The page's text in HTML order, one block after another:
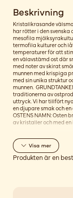
Beskrivning
Kristallkrasande
har rötter i den
mesofila
termofila kulturer och
temperaturer för att
en välavstämd ost där
med noter av skirat
munnen med krispiga
med sin unika struktur
munnen.
traditionerna av
uttryck. Vi har tillfört
en djupare smak och
OSTENS NAMN:
av kristaller och med
Visamer
Produkten är en